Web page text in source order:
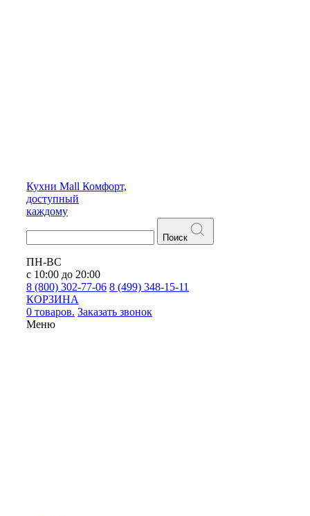
Кухни Mall Комфорт,
доступный
каждому
Поиск
ПН-ВС
с 10:00 до 20:00
8 (800) 302-77-06 8 (499) 348-15-11
КОРЗИНА
0 товаров. Заказать звонок
Меню